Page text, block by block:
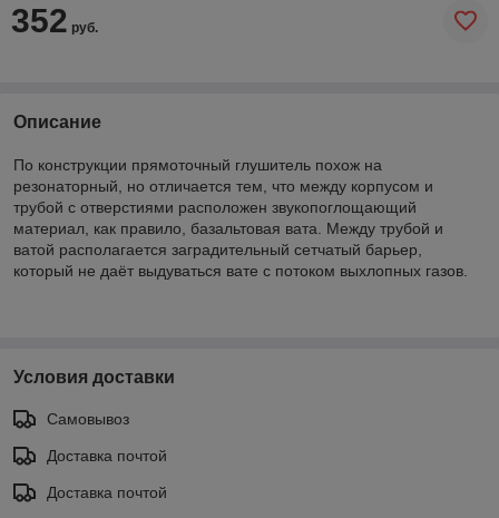
352 руб.
Описание
По конструкции прямоточный глушитель похож на
резонаторный, но отличается тем, что между корпусом и
трубой с отверстиями расположен звукопоглощающий
материал, как правило, базальтовая вата. Между трубой и
ватой располагается заградительный сетчатый барьер,
который не даёт выдуваться вате с потоком выхлопных газов.
Условия доставки
Самовывоз
Доставка почтой
Доставка почтой